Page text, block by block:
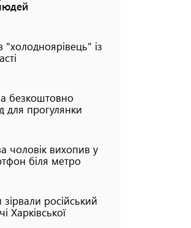
"холодноярівець" із
безкоштовно
для прогулянки
чоловік вихопив у
біля метро
російський
Харківської